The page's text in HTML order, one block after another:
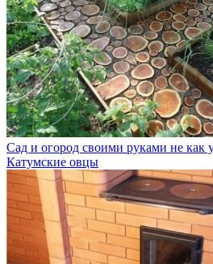
Сад и огород своими руками не как
Катумские овцы